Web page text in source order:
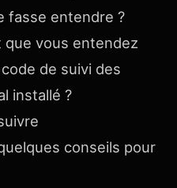
fasse entendre ?
que vous entendez
de suivi des
installé ?
conseils pour